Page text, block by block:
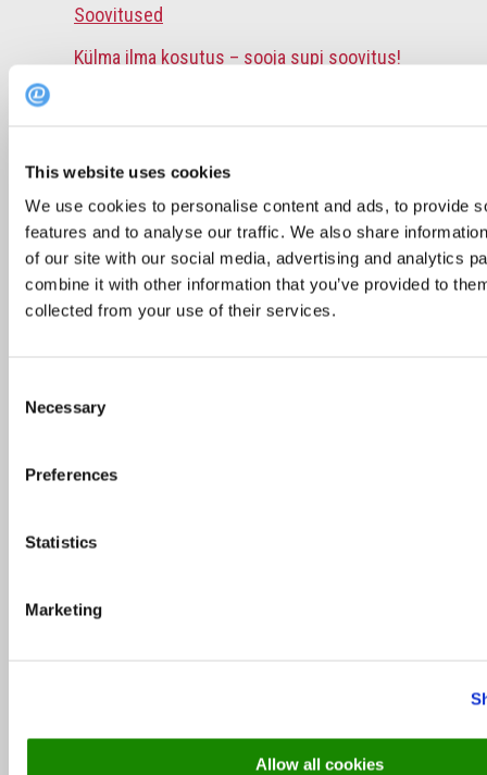
This website uses cookies
We use cookies to personalise content and ads, to provide
features and to analyse our traffic. We also share
of our site with our social media, advertising and analytics
combine it with other information that you’ve provided to
collected from your use of their services.
Selection
Necessary
Preferences
Statistics
Marketing
Allow all cookies
Soovitused
Külma ilma kosutus – sooja supi soovitus!
Soovitused
Kauni merevaatega restoranid Eestis, mida
kindlasti külastada
12. juuni 2023
TOP 10: selgusid juuli parimad restoranid